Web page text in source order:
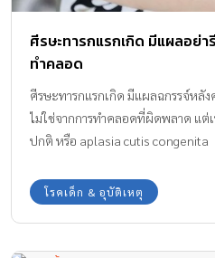
ศีรษะทารกแรกเกิด มีแผลอย่า
ทำคลอด
ศีรษะทารกแรกเกิด มีแผลฉกรรจ์หลั
ไม่ใช่จากการทำคลอดที่ผิดพลาด แต่
ปกติ หรือ aplasia cutis congenita
โรคเด็ก & อุบัติเหตุ